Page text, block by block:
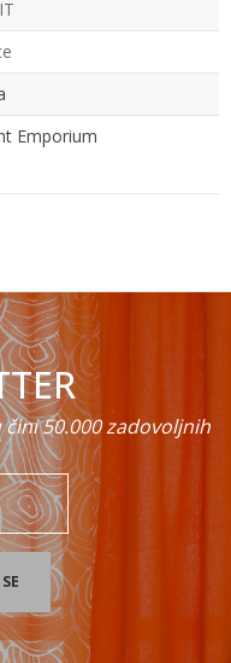
Emporium
50.000 zadovoljnih